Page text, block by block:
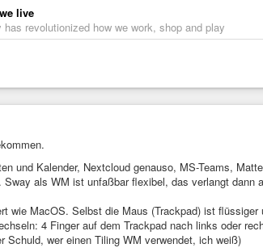
live
revolutionized how we work, shop and play
und Kalender, Nextcloud genauso, MS-Teams,
als WM ist unfaßbar flexibel, das verlangt dann
wie MacOS. Selbst die Maus (Trackpad) ist flüssiger
4 Finger auf dem Trackpad nach links oder
Schuld, wer einen Tiling WM verwendet, ich weiß)